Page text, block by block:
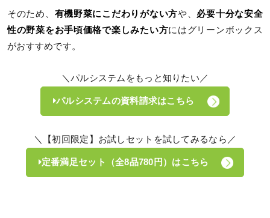
そのため、 有機野菜にこだわりがない方や、 必要十分な安全
性の野菜をお手頃価格で楽しみたい方にはグリーンボックス
がおすすめです。
＼パルシステムをもっと知りたい／
パルシステムの資料請求はこちら
＼【初回限定】お試しセットを試してみるなら／
定番満足セット（全8品780円）はこちら